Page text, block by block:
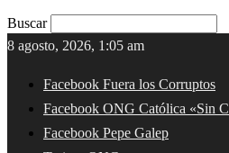
Buscar
8 agosto, 2026, 1:05 am
Facebook Fuera los Corruptos
Facebook ONG Católica «Sin
Facebook Pepe Galep